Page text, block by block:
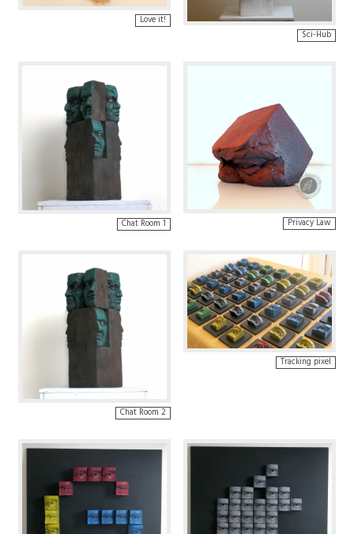
Love it!
Sci-Hub
Chat Room 1 Privacy Law
Chat Room 2
Tracking pixel